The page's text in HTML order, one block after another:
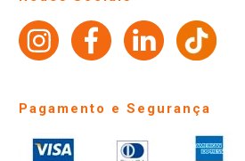
Identidade Visual
Pagamento e Segurança